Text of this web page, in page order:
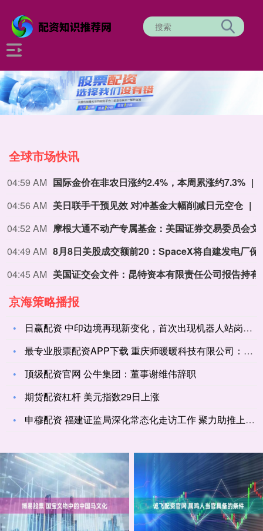
全球市场快讯
04:59 AM 国际金价在非农日涨约2.4%，本周累涨约7.3%
04:56 AM 美日联手干预见效 对冲基金大幅削减日元空仓
04:52 AM
04:49 AM
04:45 AM
京海策略播报
日赢配资 中印边境再现新变化，首次出现机器人站岗，印军再也不
最专业股票配资APP下载 重庆师暖暖科技有限公司：暑假补课/
顶级配资官网 公牛集团：董事谢维伟辞职
期货配资杠杆 美元指数29日上涨
申穆配资 福建证监局深化常态化走访工作 聚力助推上市公司质量